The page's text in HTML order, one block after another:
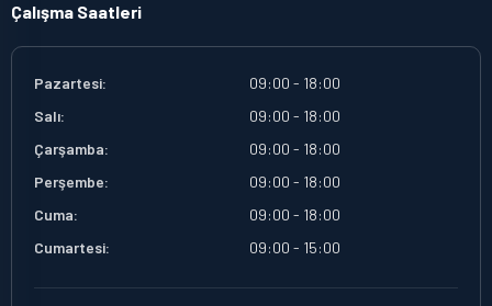
Çalışma Saatleri
Pazartesi:
09:00 - 18:00
Salı:
09:00 - 18:00
Çarşamba:
09:00 - 18:00
Perşembe:
09:00 - 18:00
Cuma:
09:00 - 18:00
Cumartesi:
09:00 - 15:00